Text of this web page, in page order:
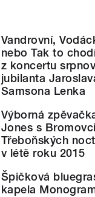
Vandrovní,
nebo Tak to
z koncertu
jubilanta
Samsona Lenka
Výborná
Jones s
Třeboňských
v létě roku 2015
Špičková
kapela